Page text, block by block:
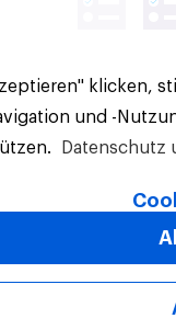
klicken,
und -
Datenschutz